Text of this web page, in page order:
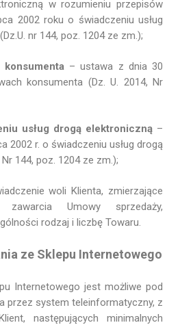
w rozumieniu przepisów
2002 roku o świadczeniu usług
nr 144, poz. 1204 ze zm.);
konsumenta– ustawa z dnia 30
konsumenta (Dz. U. 2014, Nr
usług drogą elektroniczną –
2002 r. o świadczeniu usług drogą
144, poz. 1204 ze zm.);
woli Klienta, zmierzające
Umowy sprzedaży,
rodzaj i liczbę Towaru.
ze Sklepu Internetowego
Internetowego jest możliwe pod
przez system teleinformatyczny, z
następujących minimalnych